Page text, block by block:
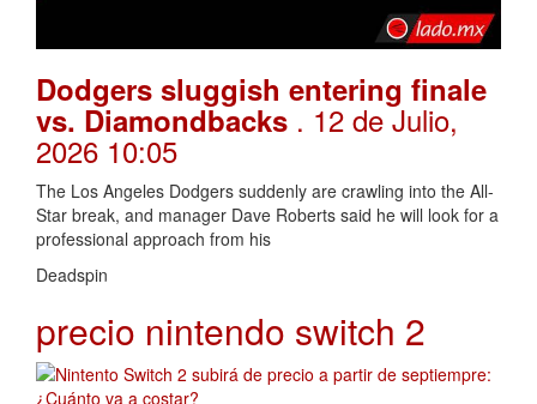
Dodgers sluggish entering finale
vs. Diamondbacks . 12 de Julio,
2026 10:05
The Los Angeles Dodgers suddenly are crawling into the All-
Star break, and manager Dave Roberts said he will look for a
professional approach from his
Deadspin
precio nintendo switch 2